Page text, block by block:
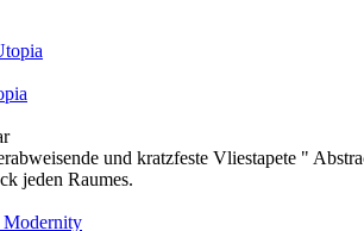
und kratzfeste Vliestapete "
jeden Raumes.